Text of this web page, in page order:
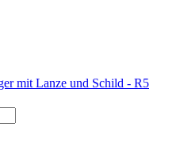
mit Lanze und Schild - R5